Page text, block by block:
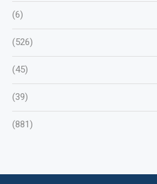
(6)
(526)
(45)
(39)
(881)